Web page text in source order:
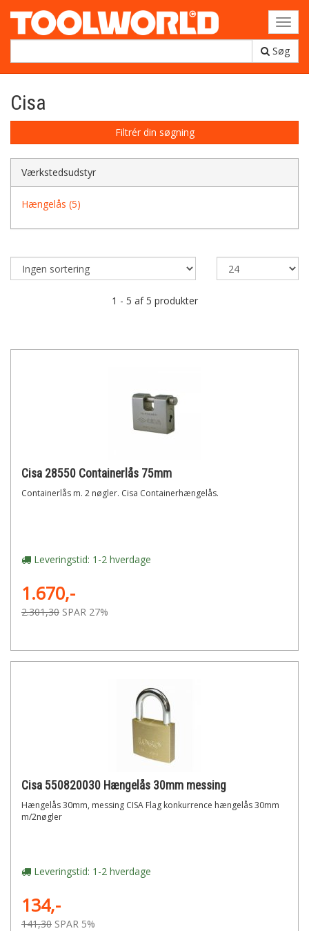
Søg
Cisa
Filtrér din søgning
Værkstedsudstyr
Hængelås (5)
1 - 5 af 5 produkter
Cisa 28550 Containerlås 75mm
Containerlås m. 2 nøgler. Cisa Containerhængelås.
Leveringstid: 1-2 hverdage
1.670,-
2.301,30 SPAR 27%
Cisa 550820030 Hængelås 30mm messing
Hængelås 30mm, messing CISA Flag konkurrence hængelås 30mm
m/2nøgler
Leveringstid: 1-2 hverdage
134,-
141,30 SPAR 5%